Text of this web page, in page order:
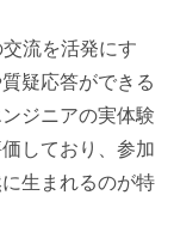
流を活発にす
疑応答ができる
ジニアの実体験
しており、参加
生まれるのが特